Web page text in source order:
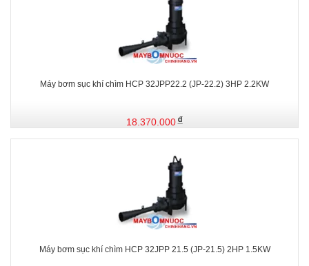
Máy bơm sục khí chìm HCP 32JPP22.2 (JP-22.2) 3HP 2.2KW
18.370.000
Máy bơm sục khí chìm HCP 32JPP 21.5 (JP-21.5) 2HP 1.5KW